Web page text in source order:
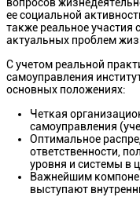
ее социальной
также реальное участия
актуальных проблем
С учетом реальной
самоуправления
основных положениях:
Четкая
самоуправления
Оптимальное
ответственности,
уровня и системы в
Важнейшим
выступают